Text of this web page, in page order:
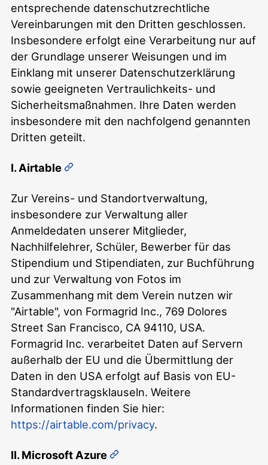
entsprechende datenschutzrechtliche
Vereinbarungen mit den Dritten geschlossen.
Insbesondere erfolgt eine Verarbeitung nur auf
der Grundlage unserer Weisungen und im
Einklang mit unserer Datenschutzerklärung
sowie geeigneten Vertraulichkeits- und
Sicherheitsmaßnahmen. Ihre Daten werden
insbesondere mit den nachfolgend genannten
Dritten geteilt.
I. Airtable
Zur Vereins- und Standortverwaltung,
insbesondere zur Verwaltung aller
Anmeldedaten unserer Mitglieder,
Nachhilfelehrer, Schüler, Bewerber für das
Stipendium und Stipendiaten, zur Buchführung
und zur Verwaltung von Fotos im
Zusammenhang mit dem Verein nutzen wir
"Airtable", von Formagrid Inc., 769 Dolores
Street San Francisco, CA 94110, USA.
Formagrid Inc. verarbeitet Daten auf Servern
außerhalb der EU und die Übermittlung der
Daten in den USA erfolgt auf Basis von EU-
Standardvertragsklauseln. Weitere
Informationen finden Sie hier:
https://airtable.com/privacy.
II. Microsoft Azure